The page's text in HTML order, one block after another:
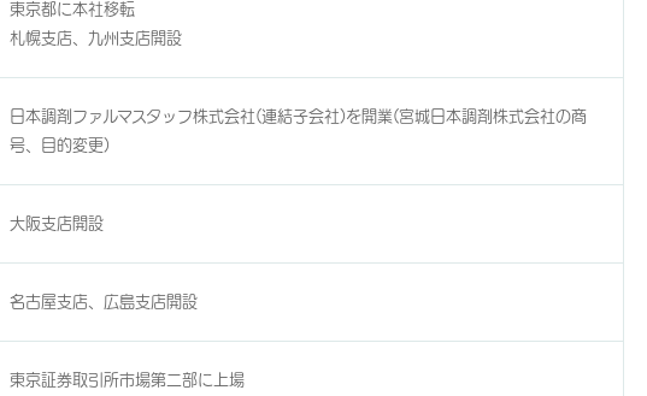
東京都に本社移転
札幌支店、九州支店開設
日本調剤ファルマスタッフ株式会社(連結子会社)を開業(宮城日本調剤株式会社の商
号、目的変更)
大阪支店開設
名古屋支店、広島支店開設
東京証券取引所市場第二部に上場